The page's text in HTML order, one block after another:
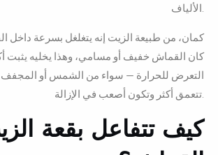
الألياف.
كمان، من طبيعة الزيت إنه يتغلغل بسرعة داخل
كان القماش خفيف أو مسامي، وهذا يخليه يثبت
التعرض للحرارة — سواء من الشمس أو المجفف
كيف تتفاعل بقعة